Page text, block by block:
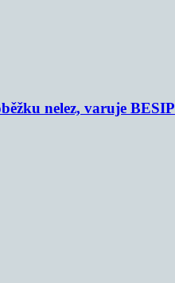
nelez, varuje BESIP